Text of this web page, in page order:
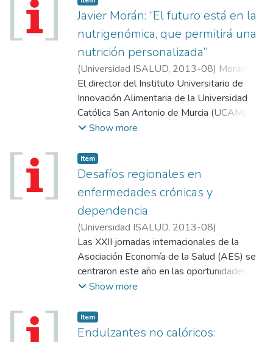
dichas políticas públicas.
de Medicina de la USAL, jefe del Servicio
de Rehabilitación y coordinador general de
las áreas de Kinesiología, Terapia Física y
Terapia Ocupacional de Imenic Virgen Niña
en Campana, provincia de Buenos Aires,
codirector del Equipo Interdisciplinario de
Neurorehabilitación y Centro Educativo
Terapéutico Manos SRL conocido como
Manos del Sur, en Lujan.
Javier Morán: “El futuro está en la
nutrigenómica, que permitirá una
nutrición personalizada”
(Universidad ISALUD, 2013-08) Morán,
Javier
El director del Instituto Universitario de
Innovación Alimentaria de la Universidad
Católica San Antonio de Murcia (UCAM), de
España, señaló las últimas tendencias en
exigencias de los consumidores que
prefieren los alimentos saludables y buscan
información sobre ellos.
Show more
Item
Desafíos regionales en
enfermedades crónicas y
dependencia
(Universidad ISALUD, 2013-08)
Las XXII jornadas internacionales de la
Asociación Economía de la Salud (AES) se
centraron este año en las oportunidades y
amenazas que surgen del crecimiento
en las Américas.
Show more
Item
Endulzantes no calóricos: